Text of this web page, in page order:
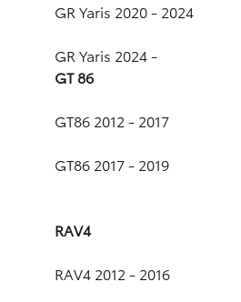
GR Yaris 2020 - 2024
GR Yaris 2024 -
GT 86
GT86 2012 - 2017
GT86 2017 - 2019
RAV4
RAV4 2012 - 2016